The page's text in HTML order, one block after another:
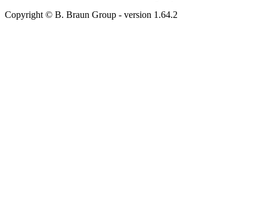
Copyright © B. Braun Group - version 1.64.2